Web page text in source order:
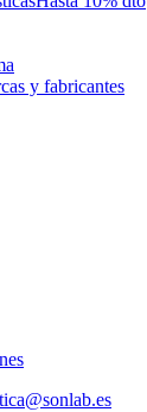
y fabricantes